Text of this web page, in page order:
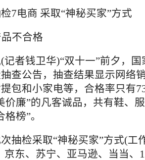
电商 采取“神秘买家”方式
不合格
钱卫华)“双十一”前夕，国
查公告，抽查结果显示网络
包和小家电等，合格率只有
价廉”的凡客诚品，共有鞋、
榜”。
检采取“神秘买家”方式(工
京东、苏宁、亚马逊、当当、